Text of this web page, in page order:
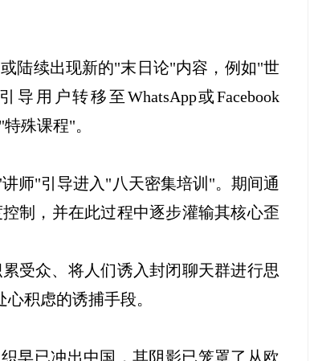
陆续出现新的"末日论"内容，例如"世
用户转移至WhatsApp或Facebook
殊课程"。
师"引导进入"八天密集培训"。期间通
制，并在此过程中逐步灌输其核心歪
受众、将人们诱入封闭聊天群进行思
积虑的诱捕手段。
早已冲出中国，其阴影已笼罩了从欧